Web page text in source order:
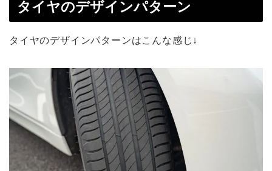
タイヤのデザインパターン
タイヤのデザインパターンはこんな感じ↓